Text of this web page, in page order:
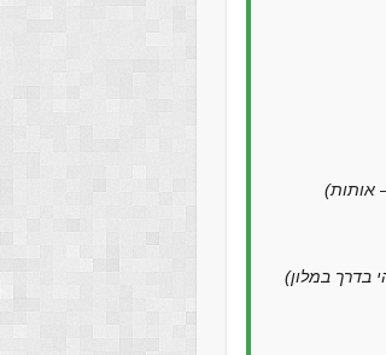
(על – שמותיו של משה, וירבו וישרצו. ויחר אף ה’ במשה – בארץ כוש ולמה הוא, ויהי בדרך במלון